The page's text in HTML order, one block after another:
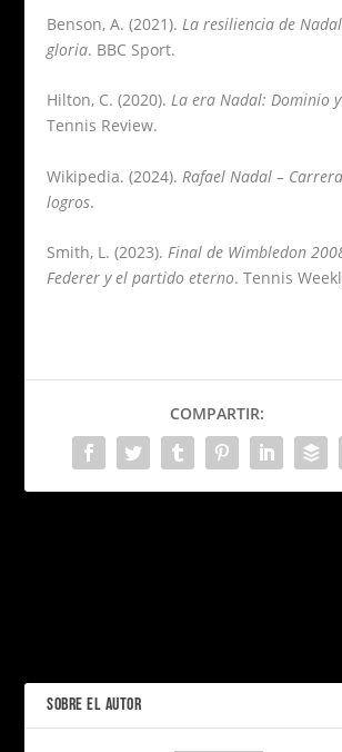
Benson, A. (2021). La resiliencia de
gloria. BBC Sport.
Hilton, C. (2020).La era Nadal: Dominio
Tennis Review.
Wikipedia. (2024). Rafael Nadal –
logros.
Smith, L. (2023).Final de Wimbledon
Federer y el partido eterno. Tennis
COMPARTIR:
SOBRE EL AUTOR